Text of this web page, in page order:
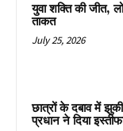
युवा शक्ति की जीत,
ताकत
July 25, 2026
छात्रों के दबाव में
प्रधान ने दिया